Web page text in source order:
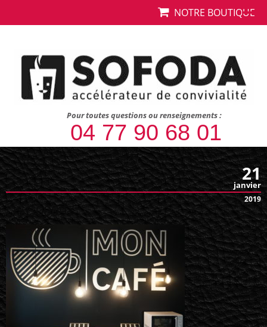
NOTRE BOUTIQUE
Pour toutes questions ou renseignements :
04 77 90 68 01
21
janvier
2019
DSC00097